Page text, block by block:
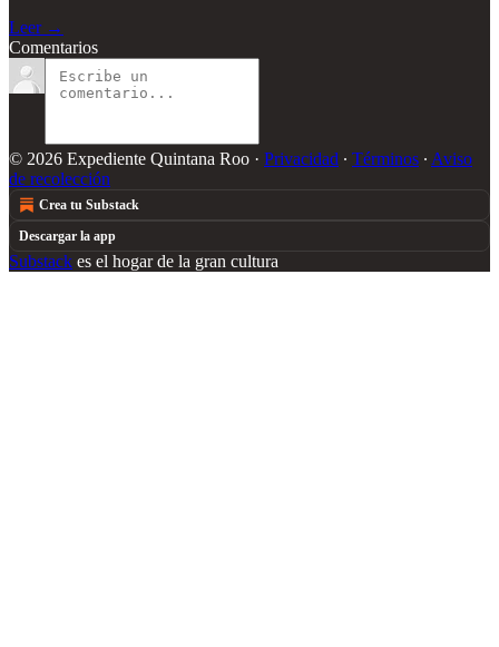
Leer →
Comentarios
© 2026 Expediente Quintana Roo · Privacidad ∙ Términos ∙ Aviso
de recolección
Crea tu Substack
Descargar la app
Substack es el hogar de la gran cultura